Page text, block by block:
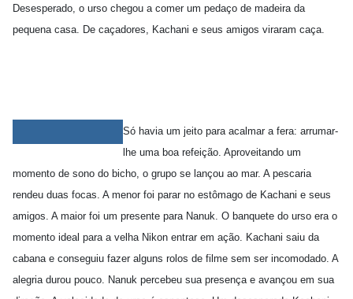
Desesperado, o urso chegou a comer um pedaço de madeira da
pequena casa. De caçadores, Kachani e seus amigos viraram caça.
Só havia um jeito para acalmar a fera: arrumar-
lhe uma boa refeição. Aproveitando um
momento de sono do bicho, o grupo se lançou ao mar. A pescaria
rendeu duas focas. A menor foi parar no estômago de Kachani e seus
amigos. A maior foi um presente para Nanuk. O banquete do urso era o
momento ideal para a velha Nikon entrar em ação. Kachani saiu da
cabana e conseguiu fazer alguns rolos de filme sem ser incomodado. A
alegria durou pouco. Nanuk percebeu sua presença e avançou em sua